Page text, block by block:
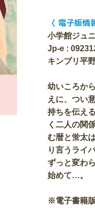
〈 電子版情
小学館ジュ
Jp-e :
キンプリ平
幼いころか
えに、つい
持ちを伝え
く二人の関
む暦と蛍太
り言うライ
ずっと変わ
始めて…。
※電子書籍